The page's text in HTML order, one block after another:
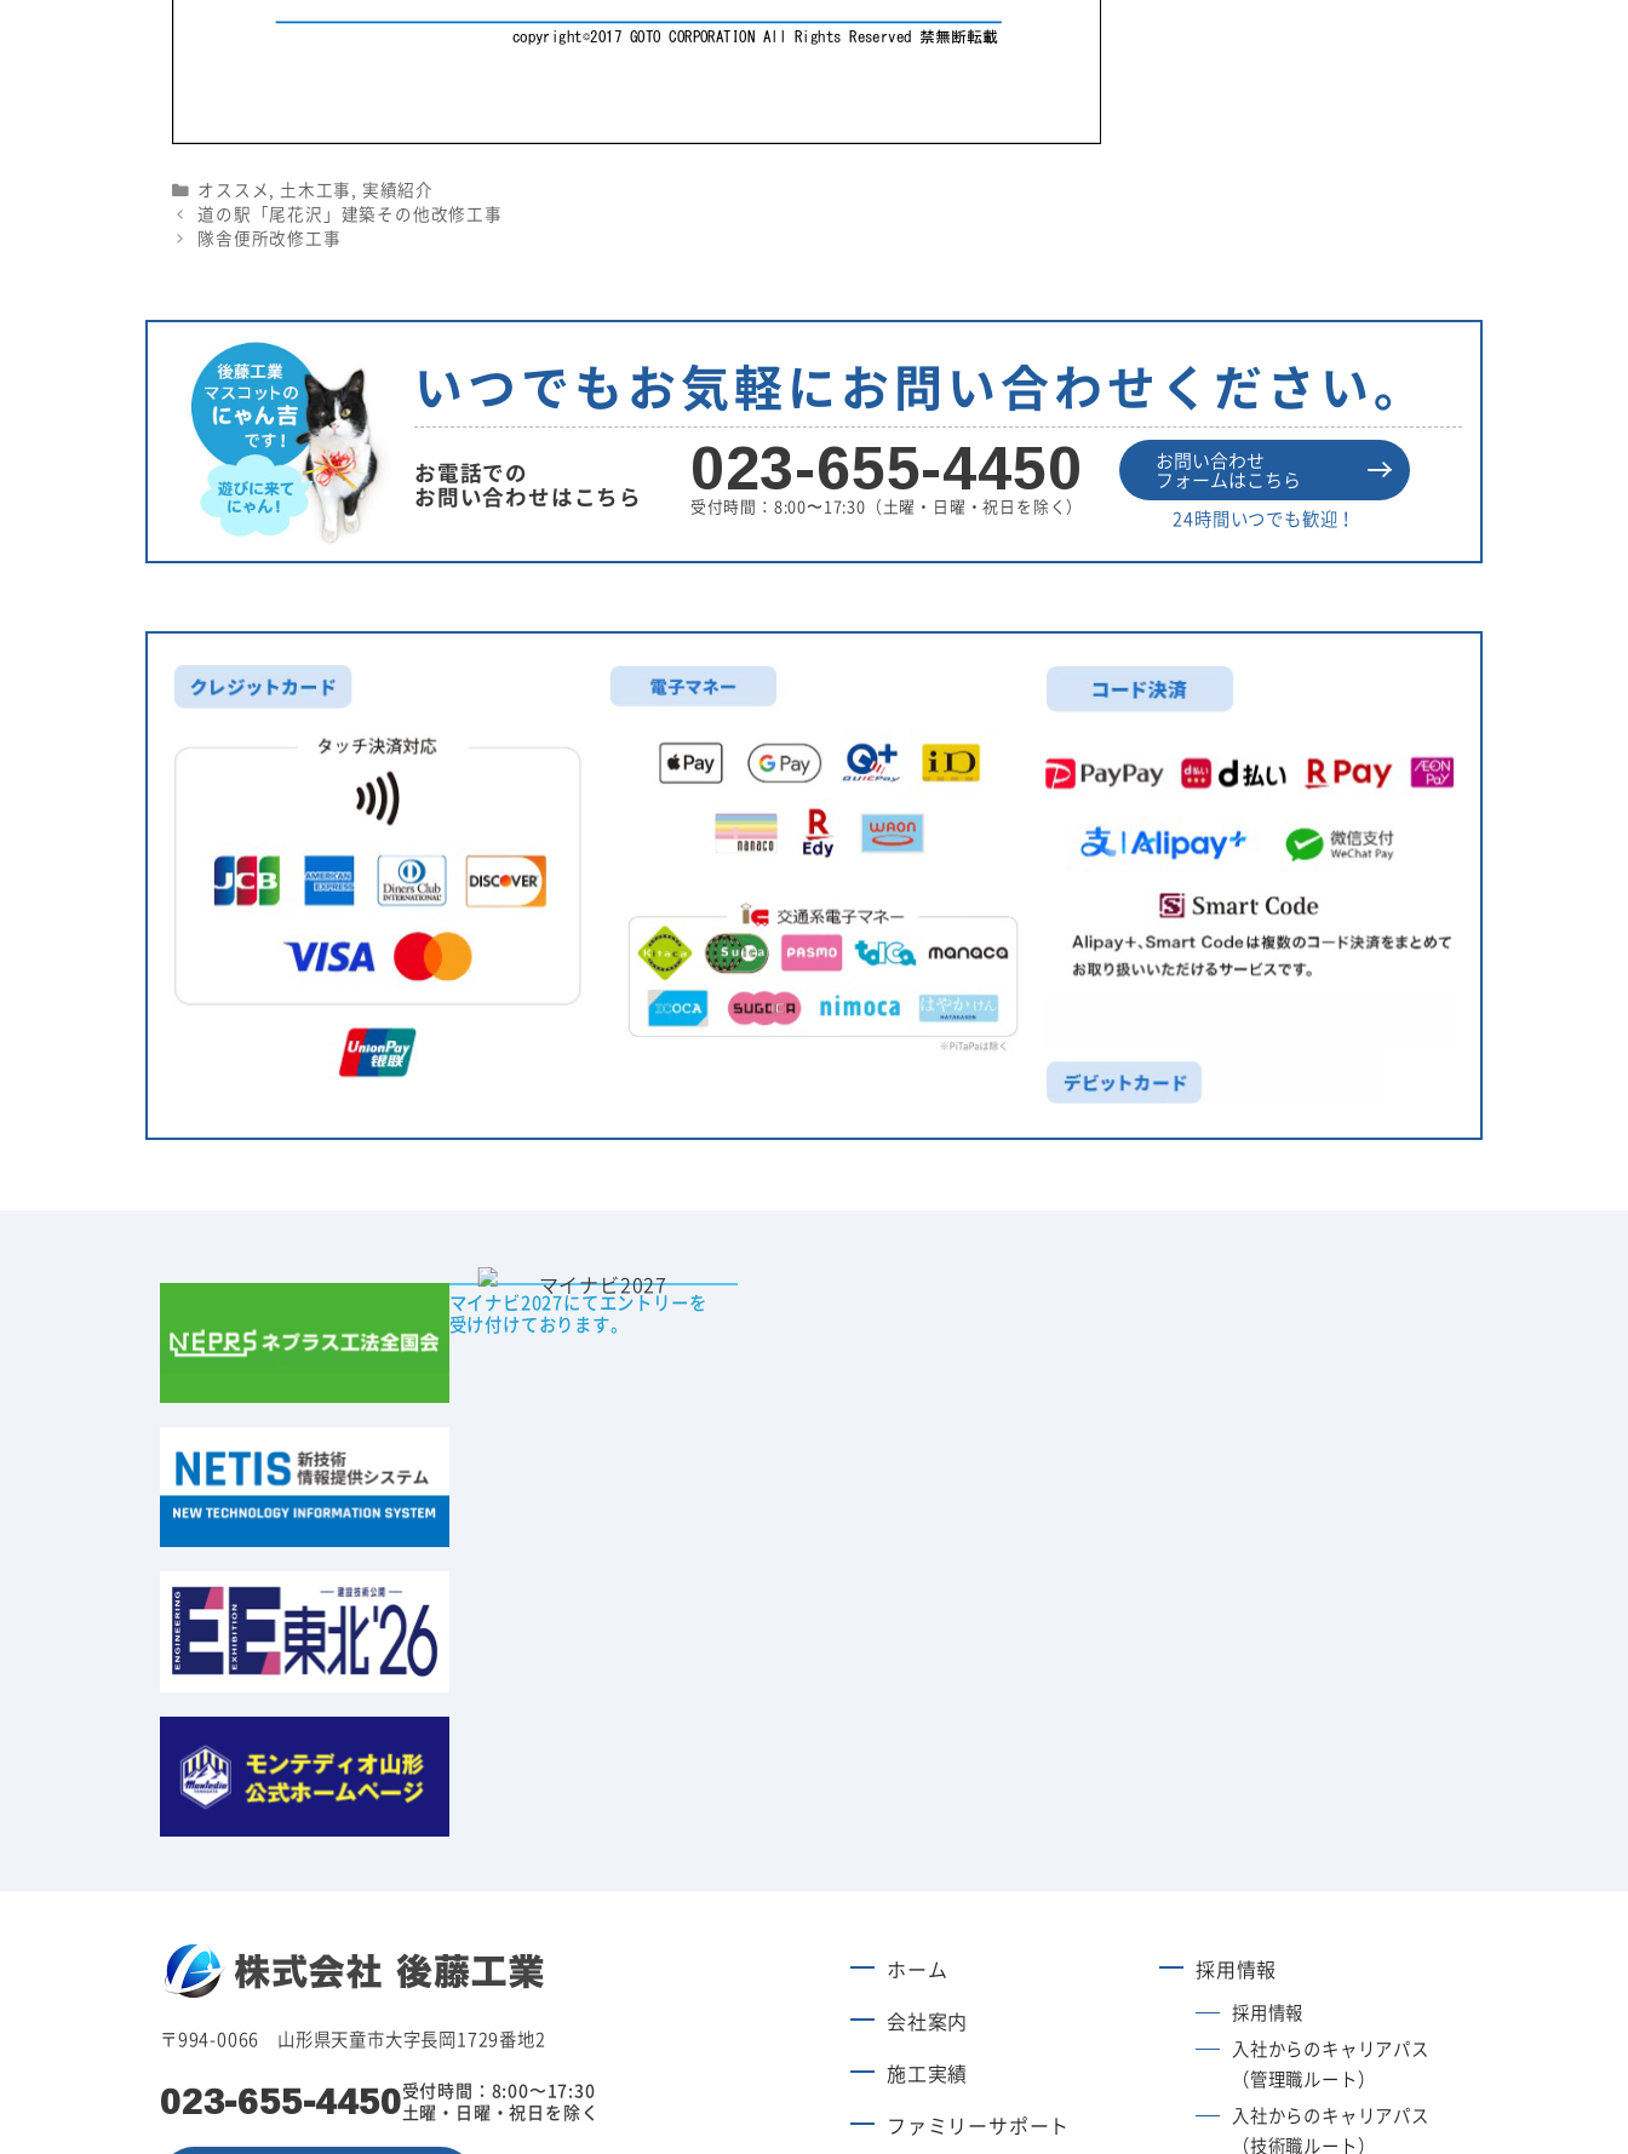
Categories
オススメ 土木工事 実績紹介
道の駅「尾花沢」建築その他改修工事
隊舎便所改修工事
いつでもお気軽にお問い合わせください。
お電話での
お問い合わせはこちら 023-655-4450
受付時間：8:00〜17:30 （土曜・日曜・祝日を除く）
お問い合わせ
フォームはこちら
24時間いつでも歓迎！
マイナビ2027にてエントリーを
受け付けております。
〒994-0066 山形県天童市大字長岡1729番地2
023-655-4450受付時間：8:00〜17:30
土曜・日曜・祝日を除く
ホーム
会社案内
施工実績
ファミリーサポート
採用情報
採用情報
入社からのキャリアパス
（管理職ルート）
入社からのキャリアパス
（技術職ルート）